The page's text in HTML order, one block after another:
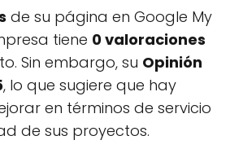
de su página en Google My
tiene 0 valoraciones
Sin embargo, su Opinión
, lo que sugiere que hay
en términos de servicio
de sus proyectos.